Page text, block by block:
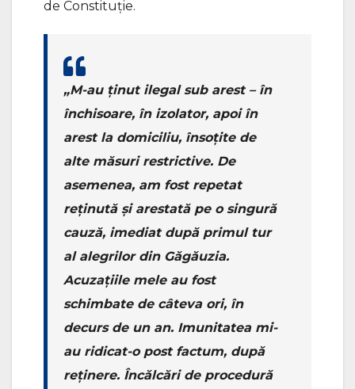
de Constituție.
„M-au ținut ilegal sub arest – în
închisoare, în izolator, apoi în
arest la domiciliu, însoțite de
alte măsuri restrictive. De
asemenea, am fost repetat
reținută și arestată pe o singură
cauză, imediat după primul tur
al alegrilor din Găgăuzia.
Acuzațiile mele au fost
schimbate de câteva ori, în
decurs de un an. Imunitatea mi-
au ridicat-o post factum, după
reținere. Încălcări de procedură